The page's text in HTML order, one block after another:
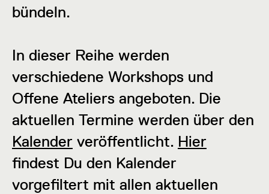
bündeln.
In dieser Reihe werden
verschiedene Workshops und
Offene Ateliers angeboten. Die
aktuellen Termine werden über den
Kalender veröffentlicht. Hier
findest Du den Kalender
vorgefiltert mit allen aktuellen